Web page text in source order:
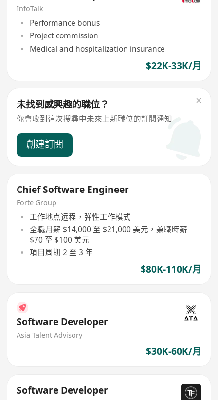
InfoTalk
Performance bonus
Project commission
Medical and hospitalization insurance
$22K-33K/月
未找到感興趣的職位？
你會收到這次搜尋中未來上新職位的訂閱通知
創建訂閱
Chief Software Engineer
Forte Group
工作地点远程，弹性工作模式
全職月薪 $14,000 至 $21,000 美元，兼職時薪
$70 至 $100 美元
項目周期 2 至 3 年
$80K-110K/月
Software Developer
Asia Talent Advisory
$30K-60K/月
Software Developer